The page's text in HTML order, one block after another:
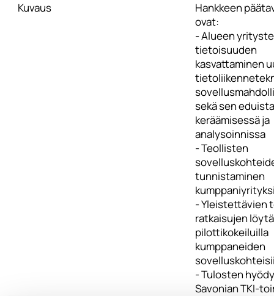
Kuvaus
Hankkeen
ovat:
- Alueen
tietoisuuden
kasvattaminen
sekä sen
keräämisessä ja
analysoinnissa
- Teollisten
tunnistaminen
- Yleistettävien
ratkaisujen
pilottikokeiluilla
kumppaneiden
- Tulosten
Savonian TKI-